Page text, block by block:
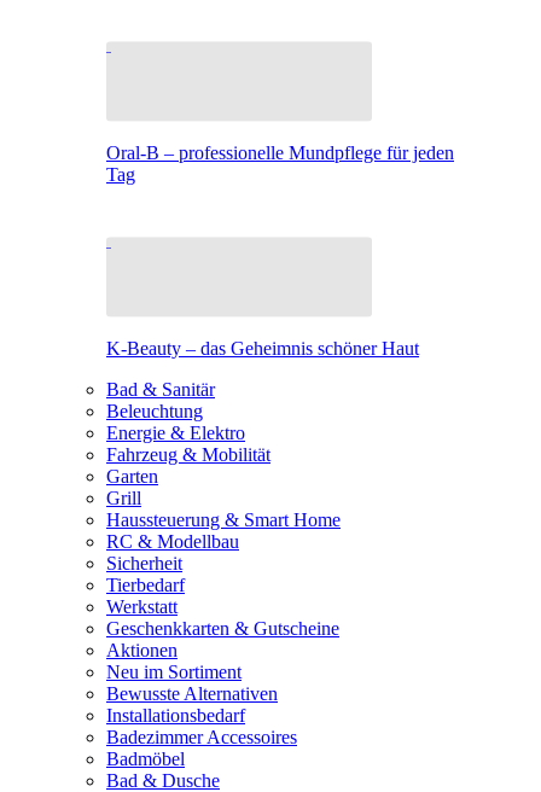
Oral-B – professionelle Mundpflege für jeden
Tag
K-Beauty – das Geheimnis schöner Haut
Bad & Sanitär
Beleuchtung
Energie & Elektro
Fahrzeug & Mobilität
Garten
Grill
Haussteuerung & Smart Home
RC & Modellbau
Sicherheit
Tierbedarf
Werkstatt
Geschenkkarten & Gutscheine
Aktionen
Neu im Sortiment
Bewusste Alternativen
Installationsbedarf
Badezimmer Accessoires
Badmöbel
Bad & Dusche